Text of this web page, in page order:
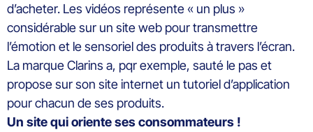
d’acheter. Les vidéos représente « un plus »
considérable sur un site web pour transmettre
l’émotion et le sensoriel des produits à travers l’écran.
La marque Clarins a, pqr exemple, sauté le pas et
propose sur son site internet un tutoriel d’application
pour chacun de ses produits.
Un site qui oriente ses consommateurs !